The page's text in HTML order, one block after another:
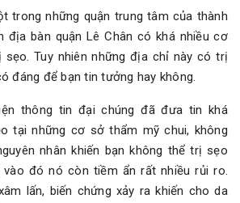
trong những quận trung tâm của thành
địa bàn quận Lê Chân có khá nhiều cơ
Tuy nhiên những địa chỉ này có trị
đáng để bạn tin tưởng hay không.
thông tin đại chúng đã đưa tin khá
tại những cơ sở thẩm mỹ chui, không
nhân khiến bạn không thể trị sẹo
đó nó còn tiềm ẩn rất nhiều rủi ro.
lấn, biến chứng xảy ra khiến cho da